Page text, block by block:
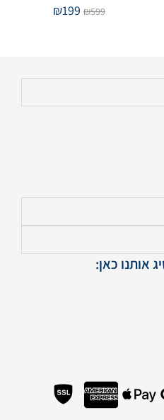
₪599
₪199
אותנו כאן: